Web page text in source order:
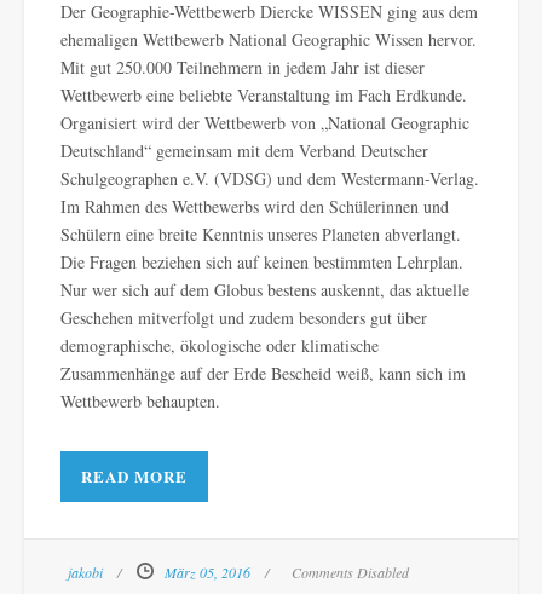
Der Geographie-Wettbewerb Diercke WISSEN ging aus dem
ehemaligen Wettbewerb National Geographic Wissen hervor.
Mit gut 250.000 Teilnehmern in jedem Jahr ist dieser
Wettbewerb eine beliebte Veranstaltung im Fach Erdkunde.
Organisiert wird der Wettbewerb von „National Geographic
Deutschland“ gemeinsam mit dem Verband Deutscher
Schulgeographen e.V. (VDSG) und dem Westermann-Verlag.
Im Rahmen des Wettbewerbs wird den Schülerinnen und
Schülern eine breite Kenntnis unseres Planeten abverlangt.
Die Fragen beziehen sich auf keinen bestimmten Lehrplan.
Nur wer sich auf dem Globus bestens auskennt, das aktuelle
Geschehen mitverfolgt und zudem besonders gut über
demographische, ökologische oder klimatische
Zusammenhänge auf der Erde Bescheid weiß, kann sich im
Wettbewerb behaupten.
READ MORE
jakobi März 05, 2016 Comments Disabled